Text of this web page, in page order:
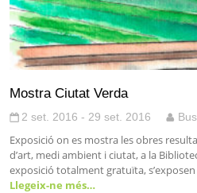
Mostra Ciutat Verda
2 set. 2016 - 29 set. 2016
Exposició on es mostra les obres
d’art, medi ambient i ciutat, a la
exposició totalment gratuïta,
Llegeix-ne més…